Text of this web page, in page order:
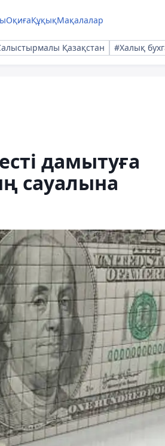
ОқиғаҚұқықМақалалар
Қазақстан #Халық
дамытуға
сауалына